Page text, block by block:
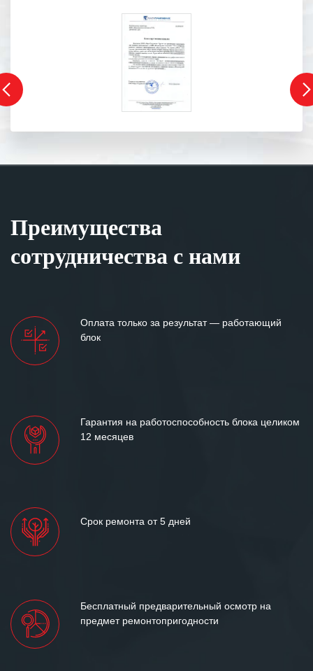
Преимущества
сотрудничества с нами
Оплата только за результат — работающий
блок
Гарантия на работоспособность блока целиком
12 месяцев
Срок ремонта от 5 дней
Бесплатный предварительный осмотр на
предмет ремонтопригодности